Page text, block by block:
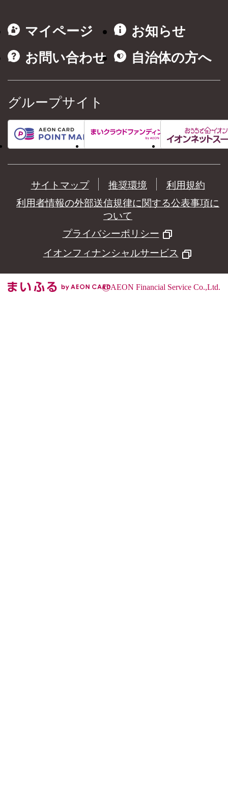
マイページ
お知らせ
お問い合わせ
自治体の方へ
グループサイト
サイトマップ 推奨環境
利用規約
利用者情報の外部送信規律に関する公表事項に
ついて
プライバシーポリシー
イオンフィナンシャルサービス
©AEON Financial Service Co.,Ltd.